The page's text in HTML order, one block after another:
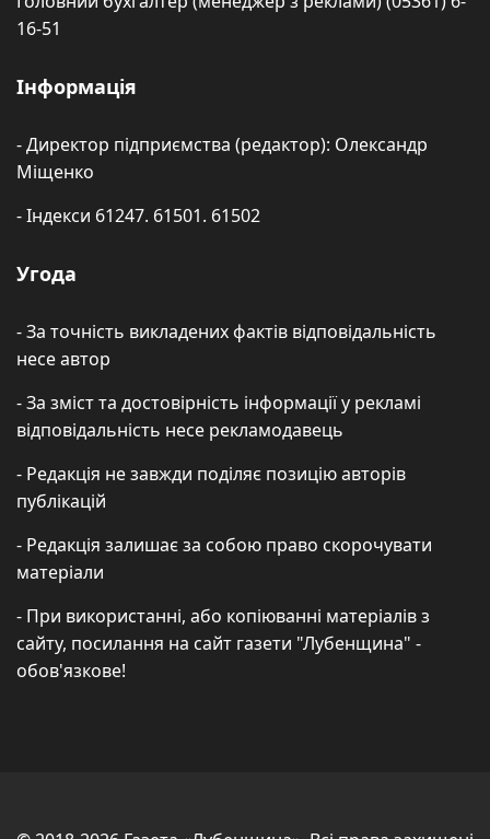
16-51
Інформація
- Директор підприємства (редактор): Олександр
Міщенко
- Індекси 61247. 61501. 61502
Угода
- За точність викладених фактів відповідальність
несе автор
- За зміст та достовірність інформації у рекламі
відповідальність несе рекламодавець
- Редакція не завжди поділяє позицію авторів
публікацій
- Редакція залишає за собою право скорочувати
матеріали
- При використанні, або копіюванні матеріалів з
сайту, посилання на сайт газети "Лубенщина" -
обов'язкове!